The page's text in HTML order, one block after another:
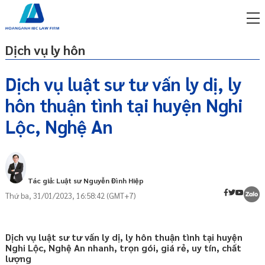
Dịch vụ ly hôn
Dịch vụ luật sư tư vấn ly dị, ly
hôn thuận tình tại huyện Nghi
Lộc, Nghệ An
Tác giả: Luật sư Nguyễn Đình Hiệp
Thứ ba, 31/01/2023, 16:58:42 (GMT+7)
Dịch vụ luật sư tư vấn ly dị, ly hôn thuận tình tại huyện
Nghi Lộc, Nghệ An nhanh, trọn gói, giá rẻ, uy tín, chất
lượng
Thuận tình ly hôn là gì?
Điều kiện để ly hôn thuận tình
hôn bao gồm những gì?
Thời hạn giải quyết yêu cầu công nhận
hôn
Những điểm LƯU Ý khi ly hôn thuận tình
phí qua zalo
sư trực tuyến online
ty/doanh nghiệp
gói
phí qua zalo
sư trực tuyến online
ty/doanh nghiệp
gói